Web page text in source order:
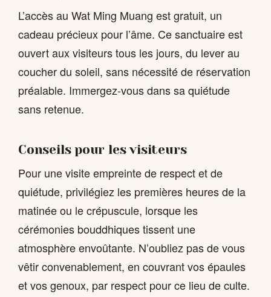
L’accès au Wat Ming Muang est gratuit, un
cadeau précieux pour l’âme. Ce sanctuaire est
ouvert aux visiteurs tous les jours, du lever au
coucher du soleil, sans nécessité de réservation
préalable. Immergez-vous dans sa quiétude
sans retenue.
Conseils pour les visiteurs
Pour une visite empreinte de respect et de
quiétude, privilégiez les premières heures de la
matinée ou le crépuscule, lorsque les
cérémonies bouddhiques tissent une
atmosphère envoûtante. N’oubliez pas de vous
vêtir convenablement, en couvrant vos épaules
et vos genoux, par respect pour ce lieu de culte.